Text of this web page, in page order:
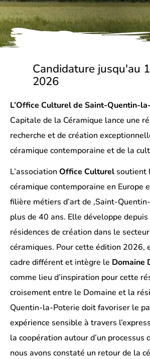
Candidature jusqu'au
2026
L’Office Culturel de Saint-Quentin-
Capitale de la Céramique lance une
recherche et de création
céramique contemporaine et de la
L’association Office Culturelsoutient
céramique contemporaine en Europe
filière métiers d’art de ,Saint-
plus de 40 ans. Elle développe
résidences de création dans le
céramiques. Pour cette édition 2026,
cadre différent et intègre le Domaine
comme lieu d’inspiration pour cette
croisement entre le Domaine et la
Quentin-la-Poterie doit favoriser le
expérience sensible à travers
la coopération autour d’un processus
nous avons constaté un retour de la